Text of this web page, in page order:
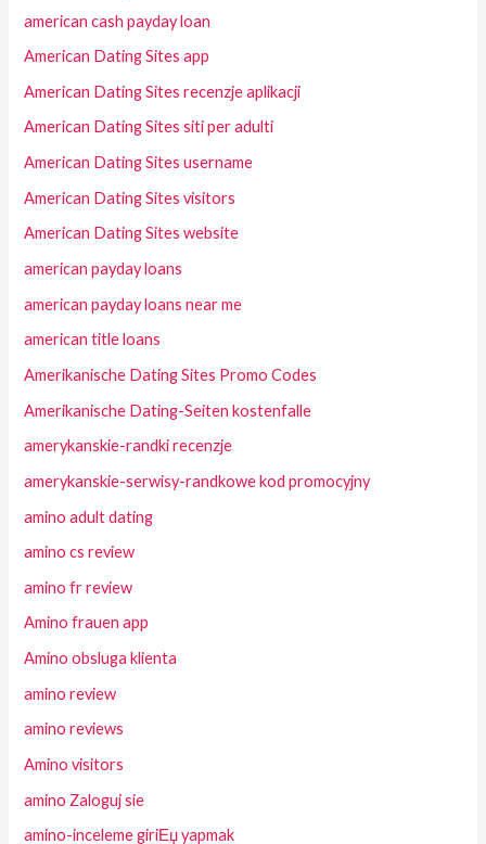
american cash payday loan
American Dating Sites app
American Dating Sites recenzje aplikacji
American Dating Sites siti per adulti
American Dating Sites username
American Dating Sites visitors
American Dating Sites website
american payday loans
american payday loans near me
american title loans
Amerikanische Dating Sites Promo Codes
Amerikanische Dating-Seiten kostenfalle
amerykanskie-randki recenzje
amerykanskie-serwisy-randkowe kod promocyjny
amino adult dating
amino cs review
amino fr review
Amino frauen app
Amino obsluga klienta
amino review
amino reviews
Amino visitors
amino Zaloguj sie
amino-inceleme giriЕџ yapmak